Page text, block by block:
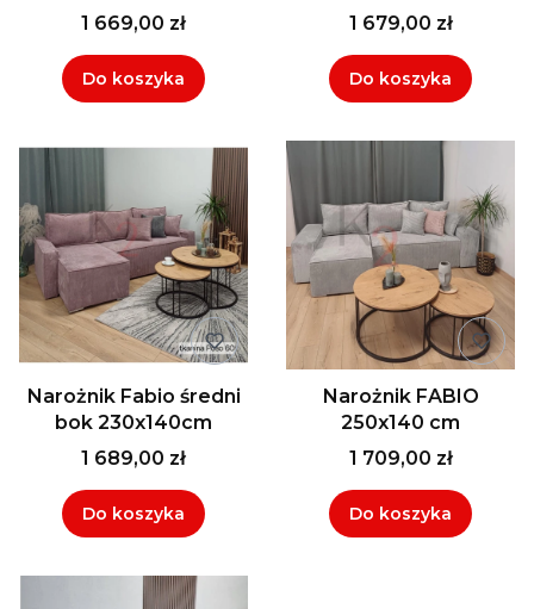
1 669,00 zł
Do koszyka
1 679,00 zł
Do koszyka
Narożnik Fabio średni
bok 230x140cm
1 689,00 zł
Do koszyka
Narożnik FABIO
250x140 cm
1 709,00 zł
Do koszyka